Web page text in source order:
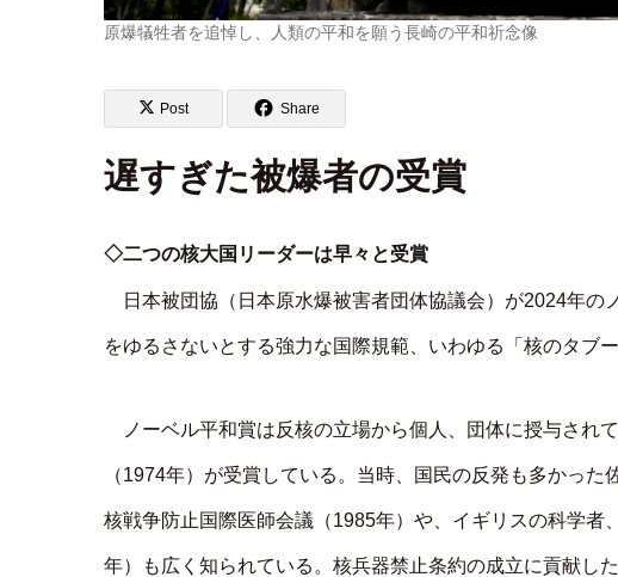
原爆犠牲者を追悼し、人類の平和を願う長崎の平和祈念像
Post Share
遅すぎた被爆者の受賞
◇二つの核大国リーダーは早々と受賞
日本被団協（日本原水爆被害者団体協議会）が2024年
をゆるさないとする強力な国際規範、いわゆる「核のタブ
ノーベル平和賞は反核の立場から個人、団体に授与され
（1974年）が受賞している。当時、国民の反発も多かっ
核戦争防止国際医師会議（1985年）や、イギリスの科学
年）も広く知られている。核兵器禁止条約の成立に貢献し